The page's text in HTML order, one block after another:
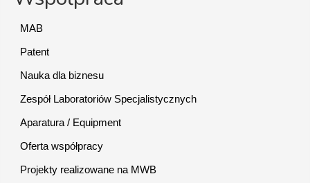
MAB
Patent
Nauka dla biznesu
Zespół Laboratoriów Specjalistycznych
Aparatura / Equipment
Oferta współpracy
Projekty realizowane na MWB